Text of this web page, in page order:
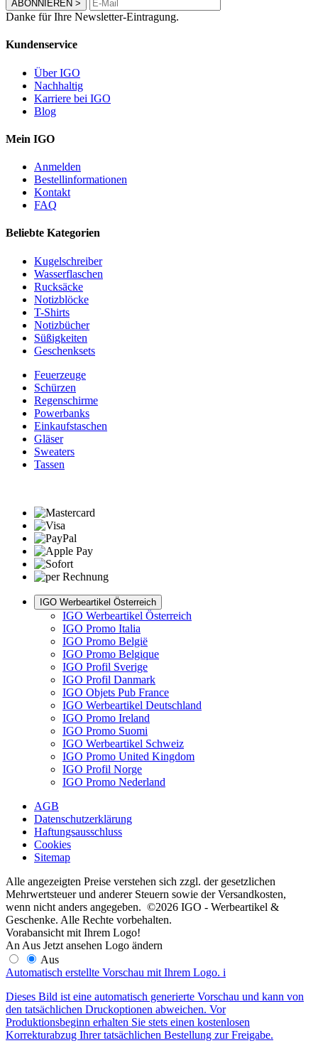
ABONNIEREN >
Danke für Ihre Newsletter-Eintragung.
Kundenservice
Über IGO
Nachhaltig
Karriere bei IGO
Blog
Mein IGO
Anmelden
Bestellinformationen
Kontakt
FAQ
Beliebte Kategorien
Kugelschreiber
Wasserflaschen
Rucksäcke
Notizblöcke
T-Shirts
Notizbücher
Süßigkeiten
Geschenksets
Feuerzeuge
Schürzen
Regenschirme
Powerbanks
Einkaufstaschen
Gläser
Sweaters
Tassen
IGO Werbeartikel Österreich
IGO Werbeartikel Österreich
IGO Promo Italia
IGO Promo België
IGO Promo Belgique
IGO Profil Sverige
IGO Profil Danmark
IGO Objets Pub France
IGO Werbeartikel Deutschland
IGO Promo Ireland
IGO Promo Suomi
IGO Werbeartikel Schweiz
IGO Promo United Kingdom
IGO Profil Norge
IGO Promo Nederland
AGB
Datenschutzerklärung
Haftungsausschluss
Cookies
Sitemap
Alle angezeigten Preise verstehen sich zzgl. der gesetzlichen
Mehrwertsteuer und anderer Steuern sowie der Versandkosten,
wenn nicht anders angegeben. ©2026 IGO - Werbeartikel &
Geschenke. Alle Rechte vorbehalten.
Vorabansicht mit Ihrem Logo!
An Aus Jetzt ansehen Logo ändern
Aus
Automatisch erstellte Vorschau mit Ihrem Logo. i
Dieses Bild ist eine automatisch generierte Vorschau und kann von
den tatsächlichen Druckoptionen abweichen. Vor
Produktionsbeginn erhalten Sie stets einen kostenlosen
Korrekturabzug Ihrer tatsächlichen Bestellung zur Freigabe.